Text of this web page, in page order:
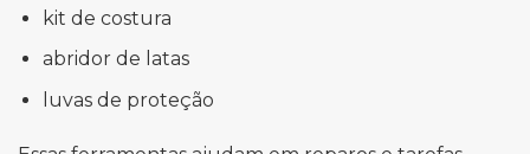
kit de costura
abridor de latas
luvas de proteção